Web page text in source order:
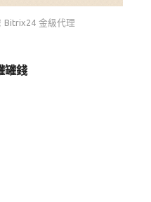
Bitrix24 金級代理
罐錢